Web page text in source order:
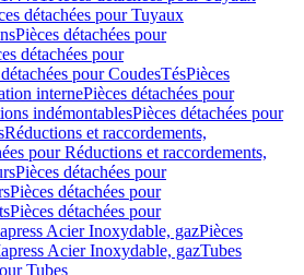
détachées pour Tuyaux
Pièces détachées pour
détachées pour
pour CoudesTésPièces
internePièces détachées pour
indémontablesPièces détachées pour
Réductions et raccordements,
pour Réductions et raccordements,
Pièces détachées pour
Pièces détachées pour
Pièces détachées pour
Acier Inoxydable, gazPièces
Acier Inoxydable, gazTubes
Tubes